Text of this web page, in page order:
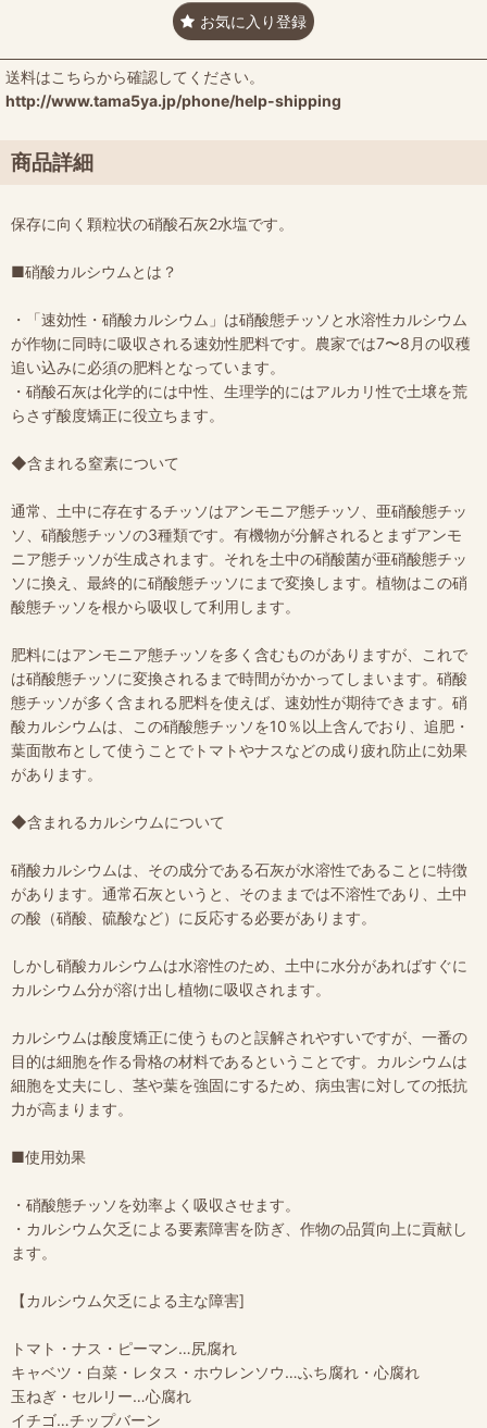
お気に入り登録
送料はこちらから確認してください。
http://www.tama5ya.jp/phone/help-shipping
商品詳細
保存に向く顆粒状の硝酸石灰2水塩です。
■硝酸カルシウムとは？
・「速効性・硝酸カルシウム」は硝酸態チッソと水溶性カルシウム
が作物に同時に吸収される速効性肥料です。農家では7〜8月の収穫
追い込みに必須の肥料となっています。
・硝酸石灰は化学的には中性、生理学的にはアルカリ性で土壌を荒
らさず酸度矯正に役立ちます。
◆含まれる窒素について
通常、土中に存在するチッソはアンモニア態チッソ、亜硝酸態チッ
ソ、硝酸態チッソの3種類です。有機物が分解されるとまずアンモ
ニア態チッソが生成されます。それを土中の硝酸菌が亜硝酸態チッ
ソに換え、最終的に硝酸態チッソにまで変換します。植物はこの硝
酸態チッソを根から吸収して利用します。
肥料にはアンモニア態チッソを多く含むものがありますが、これで
は硝酸態チッソに変換されるまで時間がかかってしまいます。硝酸
態チッソが多く含まれる肥料を使えば、速効性が期待できます。硝
酸カルシウムは、この硝酸態チッソを10％以上含んでおり、追肥・
葉面散布として使うことでトマトやナスなどの成り疲れ防止に効果
があります。
◆含まれるカルシウムについて
硝酸カルシウムは、その成分である石灰が水溶性であることに特徴
があります。通常石灰というと、そのままでは不溶性であり、土中
の酸（硝酸、硫酸など）に反応する必要があります。
しかし硝酸カルシウムは水溶性のため、土中に水分があればすぐに
カルシウム分が溶け出し植物に吸収されます。
カルシウムは酸度矯正に使うものと誤解されやすいですが、一番の
目的は細胞を作る骨格の材料であるということです。カルシウムは
細胞を丈夫にし、茎や葉を強固にするため、病虫害に対しての抵抗
力が高まります。
■使用効果
・硝酸態チッソを効率よく吸収させます。
・カルシウム欠乏による要素障害を防ぎ、作物の品質向上に貢献し
ます。
【カルシウム欠乏による主な障害]
トマト・ナス・ピーマン…尻腐れ
キャベツ・白菜・レタス・ホウレンソウ…ふち腐れ・心腐れ
玉ねぎ・セルリー…心腐れ
イチゴ…チップバーン